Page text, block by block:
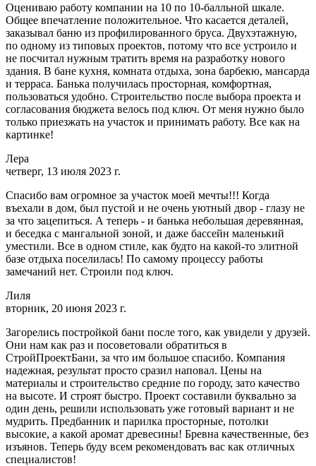
Оцениваю работу компании на 10 по 10-балльной шкале.
Общее впечатление положительное. Что касается деталей,
заказывал баню из профилированного бруса. Двухэтажную,
по одному из типовых проектов, потому что все устроило и
не посчитал нужным тратить время на разработку нового
здания. В бане кухня, комната отдыха, зона барбекю, мансарда
и терраса. Банька получилась просторная, комфортная,
пользоваться удобно. Строительство после выбора проекта и
согласования бюджета велось под ключ. От меня нужно было
только приезжать на участок и принимать работу. Все как на
картинке!
Лера
четверг, 13 июля 2023 г.
Спасибо вам огромное за участок моей мечты!!! Когда
въехали в дом, был пустой и не очень уютный двор - глазу не
за что зацепиться. А теперь - и банька небольшая деревянная,
и беседка с мангальной зоной, и даже бассейн маленький
уместили. Все в одном стиле, как будто на какой-то элитной
базе отдыха поселилась! По самому процессу работы
замечаний нет. Строили под ключ.
Лиля
вторник, 20 июня 2023 г.
Загорелись постройкой бани после того, как увидели у друзей.
Они нам как раз и посоветовали обратиться в
СтройПроектБани, за что им большое спасибо. Компания
надежная, результат просто сразил наповал. Цены на
материалы и строительство средние по городу, зато качество
на высоте. И строят быстро. Проект составили буквально за
один день, решили использовать уже готовый вариант и не
мудрить. Предбанник и парилка просторные, потолки
высокие, а какой аромат древесины! Бревна качественные, без
изъянов. Теперь буду всем рекомендовать вас как отличных
специалистов!